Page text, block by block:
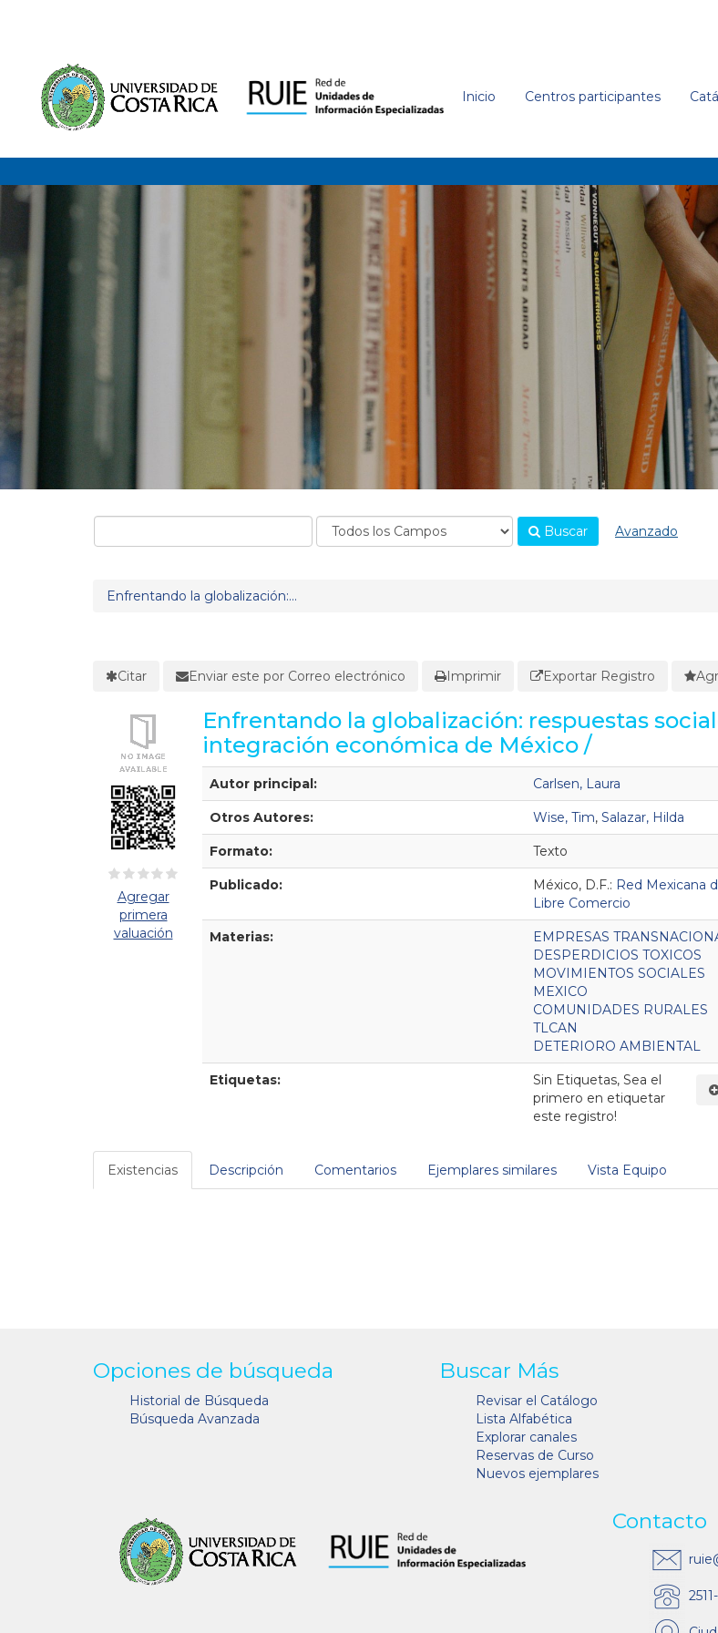
Inicio Centros participantes
Buscar Avanzado
Enfrentando la globalización:...
Citar Enviar este por Correo electrónico Imprimir Exportar Registro
Agregar
primera
valuación
Enfrentando la globalización: respuestas
integración económica de México /
Detalles Bibliográficos
Autor principal: Carlsen, Laura
Otros Autores: Wise, Tim, Salazar, Hilda
Formato: Texto
Publicado: México, D.F.: Red Mexicana
Libre Comercio
Materias:
EMPRESAS
DESPERDICIOS TOXICOS
MOVIMIENTOS SOCIALES
MEXICO
COMUNIDADES RURALES
TLCAN
DETERIORO AMBIENTAL
Etiquetas:
Sin Etiquetas, Sea el
primero en etiquetar
este registro!
Existencias Descripción Comentarios Ejemplares similares Vista Equipo
Opciones de búsqueda
Historial de Búsqueda
Búsqueda Avanzada
Buscar Más
Revisar el Catálogo
Lista Alfabética
Explorar canales
Reservas de Curso
Nuevos ejemplares
Contacto